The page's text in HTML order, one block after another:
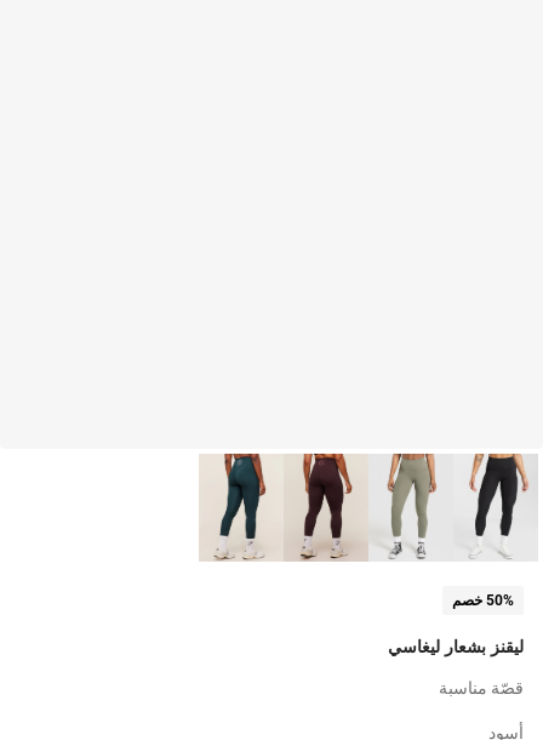
50% خصم
ليقنز بشعار ليغاسي
قصّة مناسبة
أسود